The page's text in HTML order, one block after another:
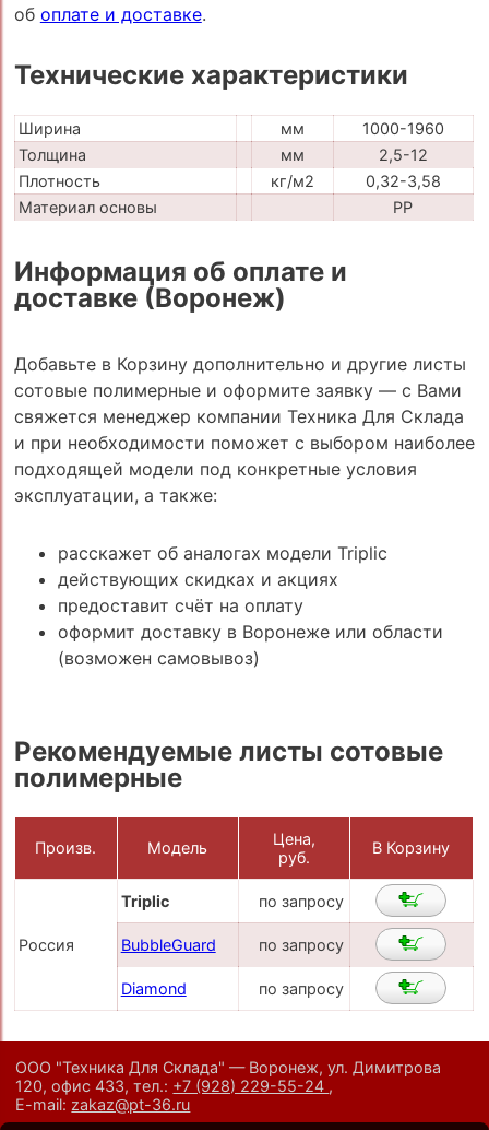
об оплате и доставке.
Технические характеристики
Ширина мм
1000-1960
Толщина
мм
2,5-12
Плотность
кг/м2
0,32-3,58
Материал основы
PP
Информация об оплате и
доставке (Воронеж)
Добавьте в Корзину дополнительно и другие листы
сотовые полимерные и оформите заявку — с Вами
свяжется менеджер компании Техника Для Склада
и при необходимости поможет с выбором наиболее
подходящей модели под конкретные условия
эксплуатации, а также:
расскажет об аналогах модели Triplic
действующих скидках и акциях
предоставит счёт на оплату
оформит доставку в Воронеже или области
(возможен самовывоз)
Рекомендуемые листы сотовые
полимерные
Произв. Модель
Цена,
руб.
В Корзину
Россия
Triplic по запросу
BubbleGuard по запросу
Diamond по запросу
ООО "Техника Для Склада" — Воронеж, ул. Димитрова
120, офис 433,тел.: +7 (928) 229-55-24 ,
E-mail: zakaz@pt-36.ru